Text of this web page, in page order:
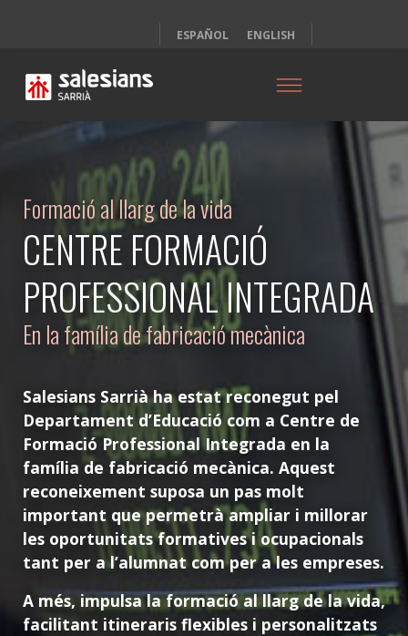
ESPAÑOL ENGLISH
Formació al llarg de la vida
CENTRE FORMACIÓ
PROFESSIONAL INTEGRADA
En la família de fabricació mecànica
Salesians Sarrià ha estat reconegut pel
Departament d’Educació com a Centre de
Formació Professional Integrada en la
família de fabricació mecànica. Aquest
reconeixement suposa un pas molt
important que permetrà ampliar i millorar
les oportunitats formatives i ocupacionals
tant per a l’alumnat com per a les empreses.
A més, impulsa la formació al llarg de la vida,
facilitant itineraris flexibles i personalitzats